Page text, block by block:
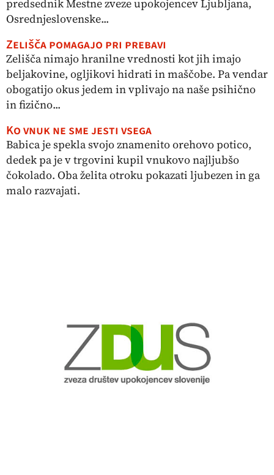
predsednik Mestne zveze upokojencev Ljubljana,
Osrednjeslovenske...
Zelišča pomagajo pri prebavi
Zelišča nimajo hranilne vrednosti kot jih imajo
beljakovine, ogljikovi hidrati in maščobe. Pa vendar
obogatijo okus jedem in vplivajo na naše psihično
in fizično...
Ko vnuk ne sme jesti vsega
Babica je spekla svojo znamenito orehovo potico,
dedek pa je v trgovini kupil vnukovo najljubšo
čokolado. Oba želita otroku pokazati ljubezen in ga
malo razvajati.